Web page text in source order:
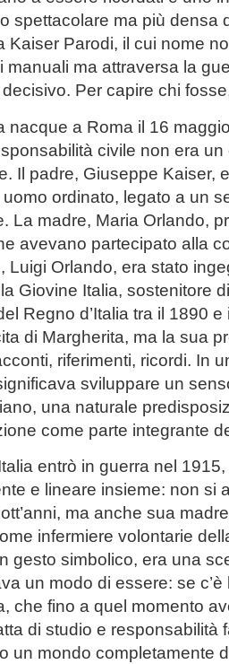
spettacolare ma più densa
Kaiser Parodi, il cui nome
manuali ma attraversa la
Per capire chi
nacque a Roma il 16
civile non era
Il padre, Giuseppe Kaiser,
ordinato, legato a un
La madre, Maria Orlando,
avevano partecipato alla
Luigi Orlando, era stato
Giovine Italia, sostenitore
Regno d’Italia tra il 1890
di Margherita, ma la sua
riferimenti, ricordi. In
sviluppare un
una naturale
come parte integrante
entrò in guerra nel
e lineare insieme: non si
ma anche sua
infermiere volontarie
gesto simbolico, era una
un modo di essere: se
che fino a quel momento
di studio e responsabilità
un mondo completamente